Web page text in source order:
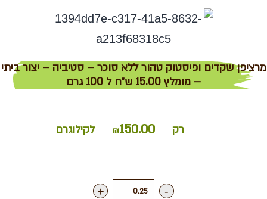
מרציפן שקדים ופיסטוק טהור ללא סוכר – סטיביה – יצור ביתי
– מומלץ 15.00 ש״ח ל 100 גרם
רק ₪150.00 לקילוגרם
-
+